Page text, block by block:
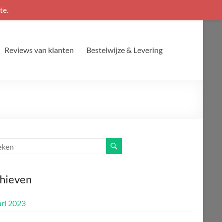
Reviews van klanten
Bestelwijze & Levering
2023